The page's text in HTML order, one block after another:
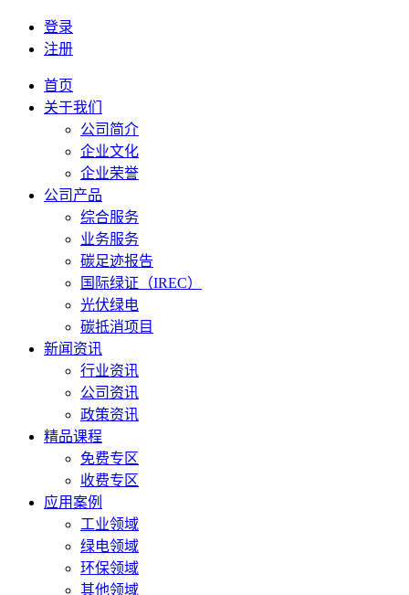
登录
注册
首页
关于我们
公司简介
企业文化
企业荣誉
公司产品
综合服务
业务服务
碳足迹报告
国际绿证（IREC）
光伏绿电
碳抵消项目
新闻资讯
行业资讯
公司资讯
政策资讯
精品课程
免费专区
收费专区
应用案例
工业领域
绿电领域
环保领域
其他领域